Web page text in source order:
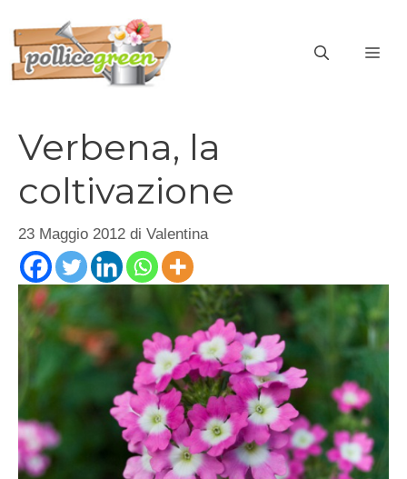
contenuto
Verbena, la
coltivazione
23 Maggio 2012 di Valentina